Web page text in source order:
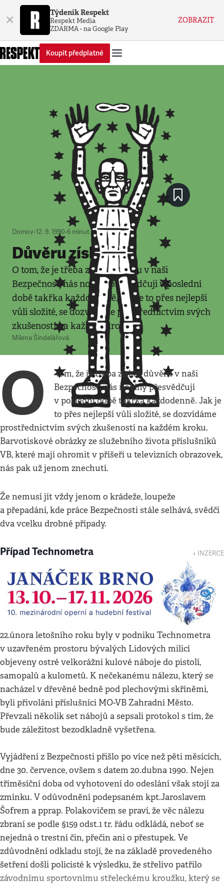
× Týdeník Respekt
Respekt Media
ZDARMA - na Google Play
ZOBRAZIT
Koupit předplatné
Domov•12. 9. 1990•6 minut
Důvěru získat?
O tom, že je třeba získat důvěru v naši
Bezpečnost, nás noviny přesvědčují v poslední
době takřka každodenně. Jak je to přes nejlepší
vůli složité, se dozvídáme prostřednictvím svých
zkušeností na každém kroku.
Milena Šindelářová
O
tom, že je třeba získat důvěru v naši
Bezpečnost, nás noviny přesvědčují
v poslední době takřka každodenně. Jak je
to přes nejlepší vůli složité, se dozvídáme
prostřednictvím svých zkušeností na každém kroku.
Barvotiskové obrázky ze služebního života příslušníků
VB, které mají ohromit v příšeří u televizních obrazovek,
nás pak už jenom znechutí.
Že nemusí jít vždy jenom o krádeže, loupeže
a přepadání, kde práce Bezpečnosti stále selhává, svědčí
dva vcelku drobné případy.
Případ Technometra ↓ INZERCE
22.února letošního roku byly v podniku Technometra
v uzavřeném prostoru bývalých Lidových milicí
objeveny ostré velkorážní kulové náboje do pistolí,
samopalů a kulometů. K nečekanému nálezu, který se
nacházel v dřevěné bedně pod plechovými skříněmi,
byli přivoláni příslušníci MO-VB Zahradní Město.
Převzali několik set nábojů a sepsali protokol s tím, že
bude záležitost bezodkladně vyšetřena.
Vyjádření z Bezpečnosti přišlo po více než pěti měsících,
dne 30. července, ovšem s datem 20.dubna 1990. Nejen
tříměsíční doba od vyhotovení do odeslání však stojí za
zmínku. V odůvodnění podepsaném kpt.Jaroslavem
Šofrem a pprap. Polakovičem se praví, že věc nálezu
zbraní se podle §159 odst.1 tr. řádu odkládá, neboť se
nejedná o trestní čin, přečin ani o přestupek. Ve
zdůvodnění odkladu stojí, že na základě provedeného
šetření došli policisté k výsledku, že střelivo patřilo
závodnímu sportovnímu střeleckému kroužku, který se